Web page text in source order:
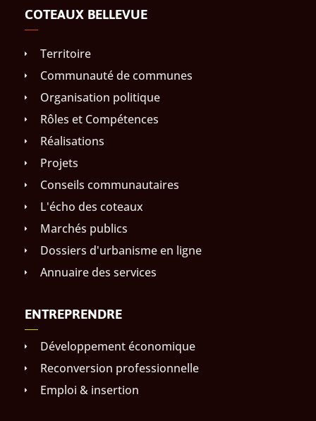
COTEAUX BELLEVUE
Territoire
Communauté de communes
Organisation politique
Rôles et Compétences
Réalisations
Projets
Conseils communautaires
L'écho des coteaux
Marchés publics
Dossiers d'urbanisme en ligne
Annuaire des services
ENTREPRENDRE
Développement économique
Reconversion professionnelle
Emploi & insertion